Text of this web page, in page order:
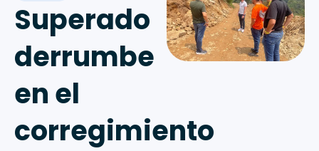
Superado
derrumbe
en el
corregimiento